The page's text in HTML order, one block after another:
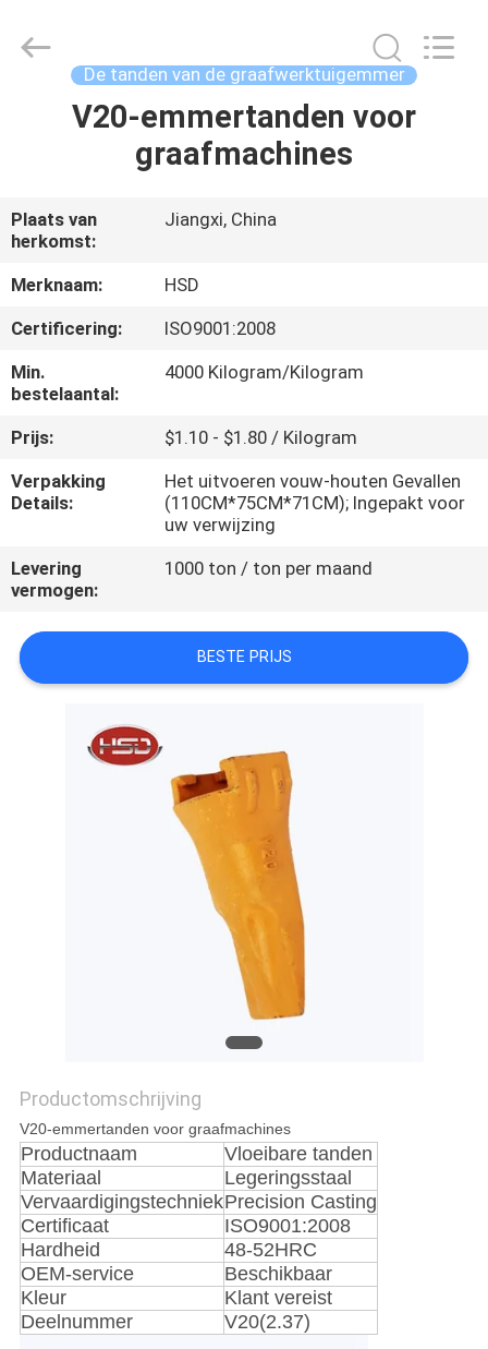
ONGEVEER
ONS
FABRIEKSREIS
KWALITEITSCONTROLE
CONTACTEER
VERZOEK
OM
EEN
CITAAT
Machinery
Spare
De tanden van de graafwerktuigemmer
V20-emmertanden voor
graafmachines
Plaats van
herkomst:
Jiangxi, China
Merknaam:
HSD
Certificering:
ISO9001:2008
Min.
bestelaantal:
4000 Kilogram/Kilogram
Prijs:
$1.10 - $1.80 / Kilogram
Verpakking
Details:
Het uitvoeren vouw-houten Gevallen
(110CM*75CM*71CM); Ingepakt voor
uw verwijzing
Levering
vermogen:
1000 ton / ton per maand
BESTE PRIJS
Productomschrijving
V20-emmertanden voor graafmachines
Productnaam
Vloeibare tanden
Materiaal
Legeringsstaal
VervaardigingstechniekPrecision Casting
Certificaat
ISO9001:2008
Hardheid
48-52HRC
OEM-service
Beschikbaar
Kleur
Klant vereist
Deelnummer
V20(2.37)